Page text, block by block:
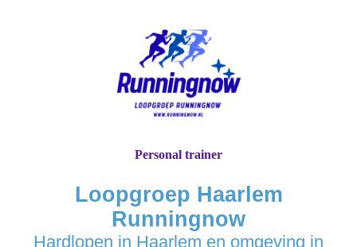
Loopgroep Haarlem
Runningnow
Hardlopen in Haarlem en omgeving in
Personal trainer